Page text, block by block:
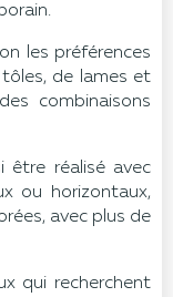
les préférences
de lames et
combinaisons
être réalisé avec
ou horizontaux,
avec plus de
qui recherchent